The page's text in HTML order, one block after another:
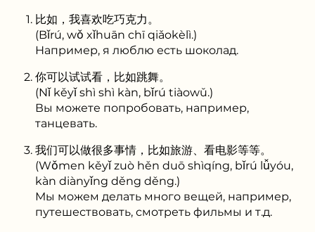
比如，我喜欢吃巧克力。
(Bǐrú, wǒ xǐhuān chī qiǎokèlì.)
Например, я люблю есть шоколад.
你可以试试看，比如跳舞。
(Nǐ kěyǐ shì shì kàn, bǐrú tiàowǔ.)
Вы можете попробовать, например,
танцевать.
我们可以做很多事情，比如旅游、看电影等等。
(Wǒmen kěyǐ zuò hěn duō shìqíng, bǐrú lǚyóu,
kàn diànyǐng děng děng.)
Мы можем делать много вещей, например,
путешествовать, смотреть фильмы и т.д.